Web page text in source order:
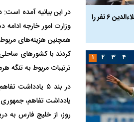
در این بیانیه آمده
وزارت امور خارجه ادامه
همچنین هزینه‌های مربوط
کردند با کشورهای
ترتیبات مربوط به تنگه
روز، از خلیج فارس به
حادثه هولناک در پاساژ علاءالدین ۶ نفر را
ردپای سیاست در یک جنایت
ماجرای قتل مداح معروف
۱ ۲ ۳ ۴